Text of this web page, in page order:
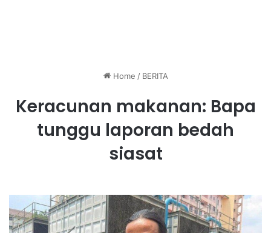
Home / BERITA
Keracunan makanan: Bapa
tunggu laporan bedah
siasat